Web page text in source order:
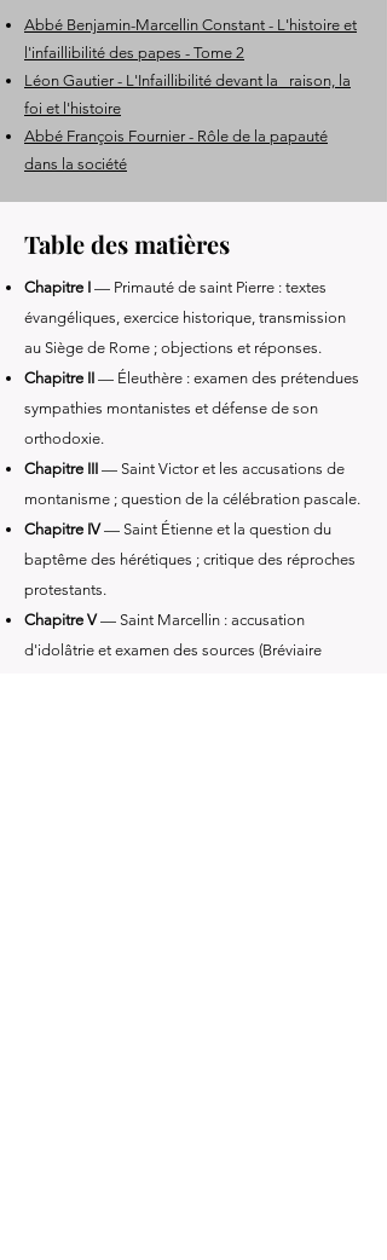
Abbé Benjamin-Marcellin Constant - L'histoire et
l'infaillibilité des papes - Tome 2
Léon Gautier - L'Infaillibilité devant la raison, la
foi et l'histoire
Abbé François Fournier - Rôle de la papauté
dans la société
Table des matières
Chapitre I — Primauté de saint Pierre : textes
évangéliques, exercice historique, transmission
au Siège de Rome ; objections et réponses.
Chapitre II — Éleuthère : examen des prétendues
sympathies montanistes et défense de son
orthodoxie.
Chapitre III — Saint Victor et les accusations de
montanisme ; question de la célébration pascale.
Chapitre IV— Saint Étienne et la question du
baptême des hérétiques ; critique des réproches
protestants.
Chapitre V— Saint Marcellin : accusation
d'idolâtrie et examen des sources (Bréviaire